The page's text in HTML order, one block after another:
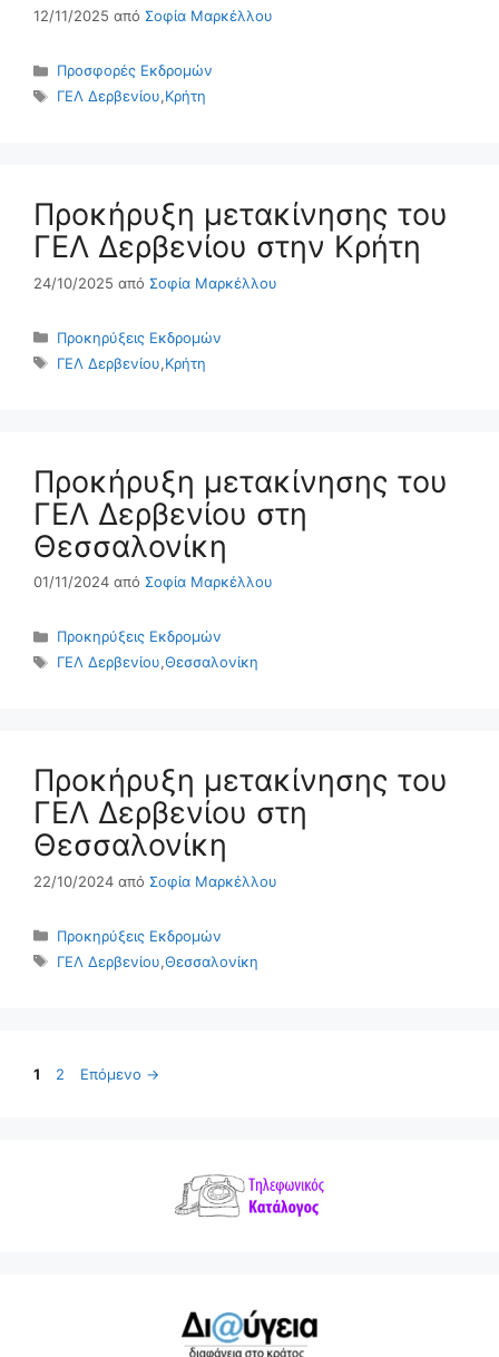
12/11/2025 από Σοφία Μαρκέλλου
Κατηγορίες
Προσφορές Εκδρομών
Ετικέτες
ΓΕΛ Δερβενίου,Κρήτη
Προκήρυξη μετακίνησης του
ΓΕΛ Δερβενίου στην Κρήτη
24/10/2025 από Σοφία Μαρκέλλου
Κατηγορίες
Προκηρύξεις Εκδρομών
Ετικέτες
ΓΕΛ Δερβενίου,Κρήτη
Προκήρυξη μετακίνησης του
ΓΕΛ Δερβενίου στη
Θεσσαλονίκη
01/11/2024 από Σοφία Μαρκέλλου
Κατηγορίες
Προκηρύξεις Εκδρομών
Ετικέτες
ΓΕΛ Δερβενίου,Θεσσαλονίκη
Προκήρυξη μετακίνησης του
ΓΕΛ Δερβενίου στη
Θεσσαλονίκη
22/10/2024 από Σοφία Μαρκέλλου
Κατηγορίες
Προκηρύξεις Εκδρομών
Ετικέτες
ΓΕΛ Δερβενίου,Θεσσαλονίκη
Σελίδα
1 Σελίδα
2 Επόμενο →